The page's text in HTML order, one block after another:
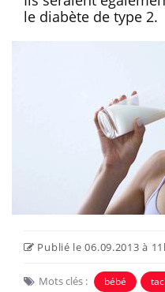
le diabète de type 2.
Publié le 06.09.2013 à
Mots clés : bébé